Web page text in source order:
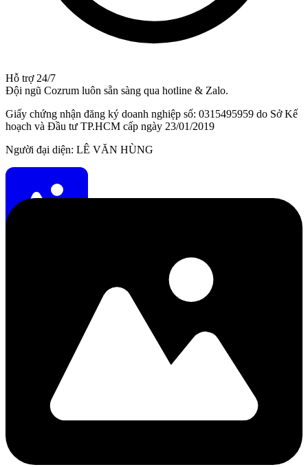
Hỗ trợ 24/7
Đội ngũ Cozrum luôn sẵn sàng qua hotline & Zalo.
Giấy chứng nhận đăng ký doanh nghiệp số: 0315495959 do Sở Kế
hoạch và Đầu tư TP.HCM cấp ngày 23/01/2019
Người đại diện: LÊ VĂN HÙNG